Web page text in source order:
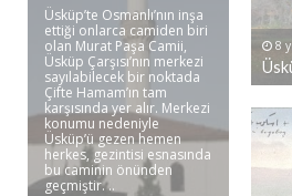
Üsküp’te Osmanlı’nın inşa
ettiği onlarca camiden biri
olan Murat Paşa Camii,
Üsküp Çarşısı’nın merkezi
sayılabilecek bir noktada
Çifte Hamam’ın tam
karşısında yer alır. Merkezi
konumu nedeniyle
Üsküp’ü gezen hemen
herkes, gezintisi esnasında
bu caminin önünden
geçmiştir. ..
8